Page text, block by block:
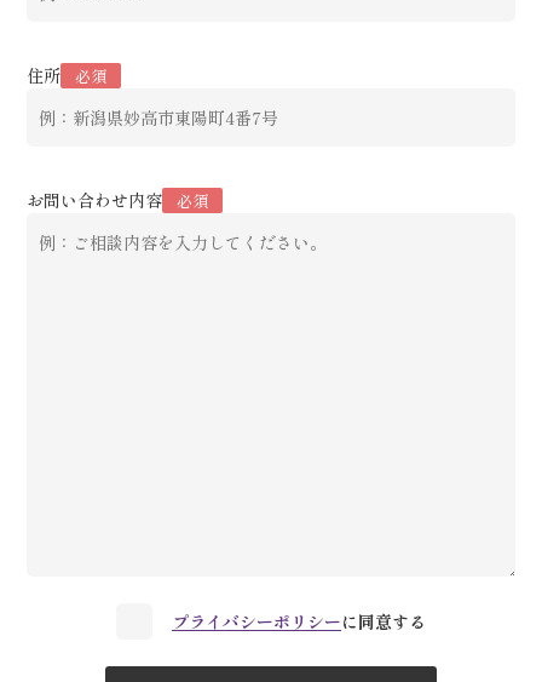
住所 必須
お問い合わせ内容 必須
プライバシーポリシーに同意する